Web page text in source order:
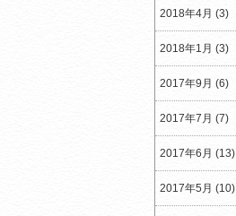
2018年4月 (3)
2018年1月 (3)
2017年9月 (6)
2017年7月 (7)
2017年6月 (13)
2017年5月 (10)